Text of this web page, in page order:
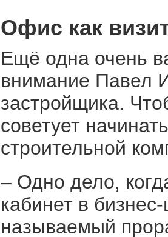
Офис как
Ещё одна очень
внимание Павел
застройщика.
советует
строительной
– Одно дело,
кабинет в
называемый